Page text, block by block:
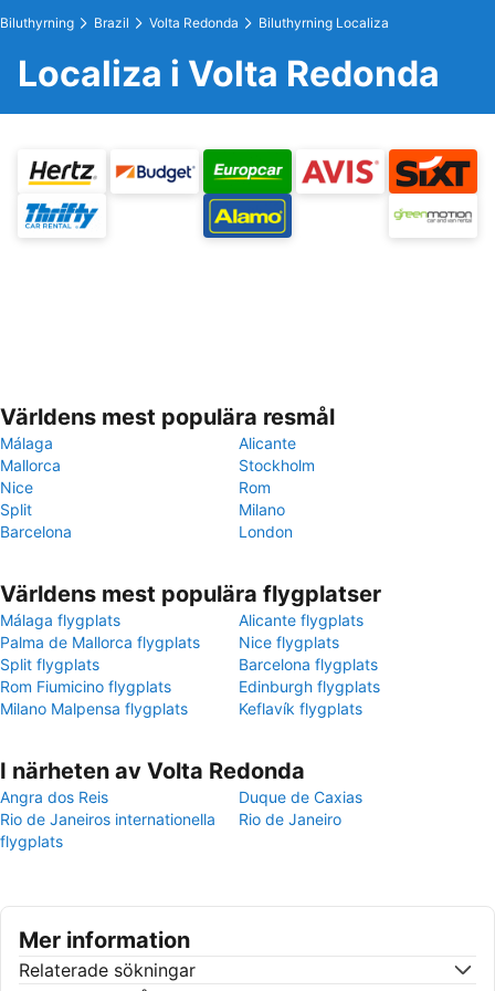
Biluthyrning Brazil Volta Redonda Biluthyrning Localiza
Localiza i Volta Redonda
Världens mest populära resmål
Málaga
Alicante
Mallorca
Stockholm
Nice
Rom
Split
Milano
Barcelona
London
Världens mest populära flygplatser
Málaga flygplats
Alicante flygplats
Palma de Mallorca flygplats
Nice flygplats
Split flygplats
Barcelona flygplats
Rom Fiumicino flygplats
Edinburgh flygplats
Milano Malpensa flygplats
Keflavík flygplats
I närheten av Volta Redonda
Angra dos Reis
Duque de Caxias
Rio de Janeiros internationella
flygplats
Rio de Janeiro
Mer information
Relaterade sökningar